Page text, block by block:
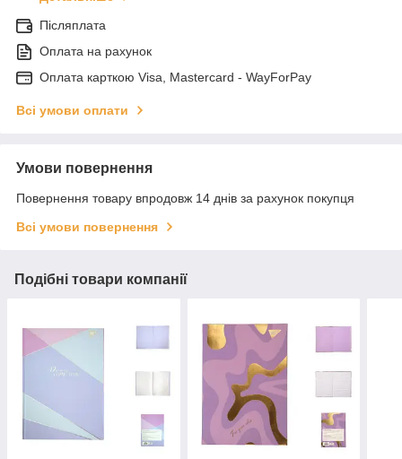
Післяплата
Оплата на рахунок
Оплата карткою Visa, Mastercard - WayForPay
Всі умови оплати
Умови повернення
Повернення товару впродовж 14 днів за рахунок покупця
Всі умови повернення
Подібні товари компанії